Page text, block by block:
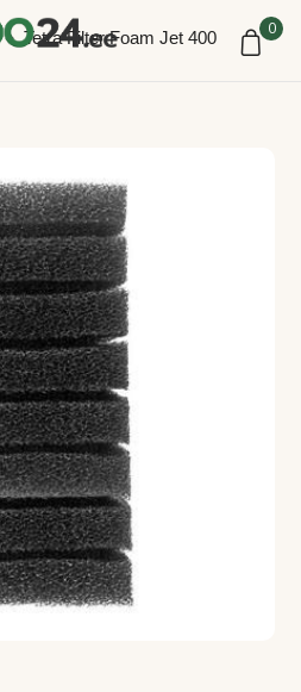
0
Tetra Filter Foam Jet 400